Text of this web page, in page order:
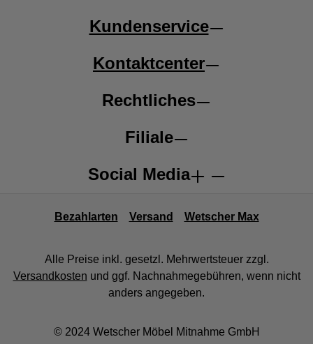
Kundenservice
Kontaktcenter
Rechtliches
Filiale
Social Media
Bezahlarten Versand Wetscher Max
Alle Preise inkl. gesetzl. Mehrwertsteuer zzgl.
Versandkosten und ggf. Nachnahmegebühren, wenn nicht
anders angegeben.
© 2024 Wetscher Möbel Mitnahme GmbH